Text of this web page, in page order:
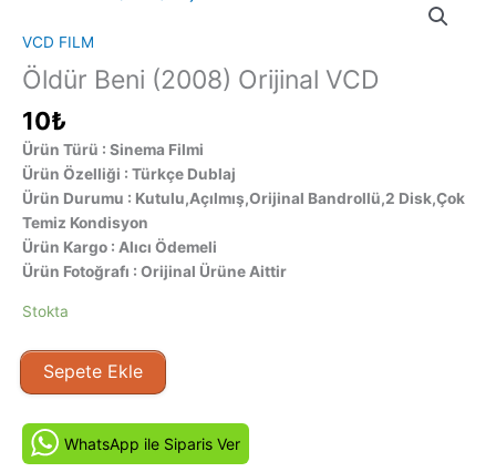
VCD FILM
Öldür Beni (2008) Orijinal VCD
10₺
Ürün Türü : Sinema Filmi
Ürün Özelliği : Türkçe Dublaj
Ürün Durumu : Kutulu,Açılmış,Orijinal Bandrollü,2 Disk,Çok
Temiz Kondisyon
Ürün Kargo : Alıcı Ödemeli
Ürün Fotoğrafı : Orijinal Ürüne Aittir
Stokta
Öldür
Beni
Orijinal
VCD
Sepete Ekle
WhatsApp ile Siparis Ver